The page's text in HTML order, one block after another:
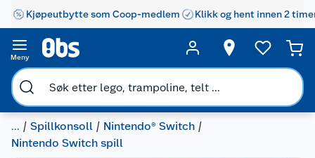
Kjøpeutbytte som Coop-medlem Klikk og hent innen 2
Meny
... Spillkonsoll
Nintendo® Switch
Nintendo Switch spill